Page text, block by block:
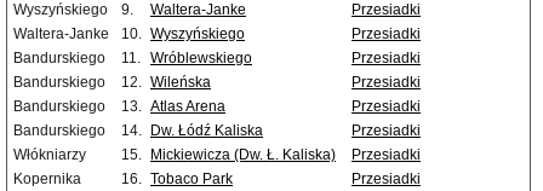
Wyszyńskiego
9. Waltera-Janke
Przesiadki
Waltera-Janke
10. Wyszyńskiego
Przesiadki
Bandurskiego
11. Wróblewskiego
Przesiadki
Bandurskiego
12. Wileńska
Przesiadki
Bandurskiego
13. Atlas Arena
Przesiadki
Bandurskiego
14. Dw. Łódź Kaliska
Przesiadki
Włókniarzy
15. Mickiewicza (Dw. Ł. Kaliska)
Przesiadki
Kopernika
16. Tobaco Park
Przesiadki